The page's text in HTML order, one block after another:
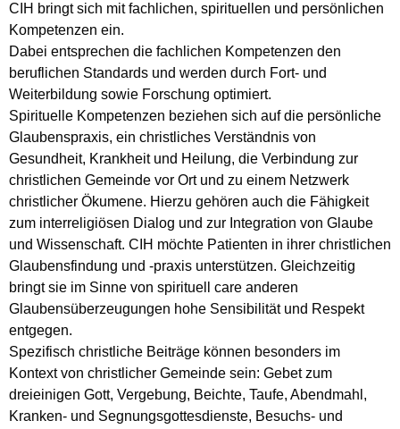
CIH bringt sich mit fachlichen, spirituellen und persönlichen
Kompetenzen ein.
Dabei entsprechen die fachlichen Kompetenzen den
beruflichen Standards und werden durch Fort- und
Weiterbildung sowie Forschung optimiert.
Spirituelle Kompetenzen beziehen sich auf die persönliche
Glaubenspraxis, ein christliches Verständnis von
Gesundheit, Krankheit und Heilung, die Verbindung zur
christlichen Gemeinde vor Ort und zu einem Netzwerk
christlicher Ökumene. Hierzu gehören auch die Fähigkeit
zum interreligiösen Dialog und zur Integration von Glaube
und Wissenschaft. CIH möchte Patienten in ihrer christlichen
Glaubensfindung und -praxis unterstützen. Gleichzeitig
bringt sie im Sinne von spirituell care anderen
Glaubensüberzeugungen hohe Sensibilität und Respekt
entgegen.
Spezifisch christliche Beiträge können besonders im
Kontext von christlicher Gemeinde sein: Gebet zum
dreieinigen Gott, Vergebung, Beichte, Taufe, Abendmahl,
Kranken- und Segnungsgottesdienste, Besuchs- und